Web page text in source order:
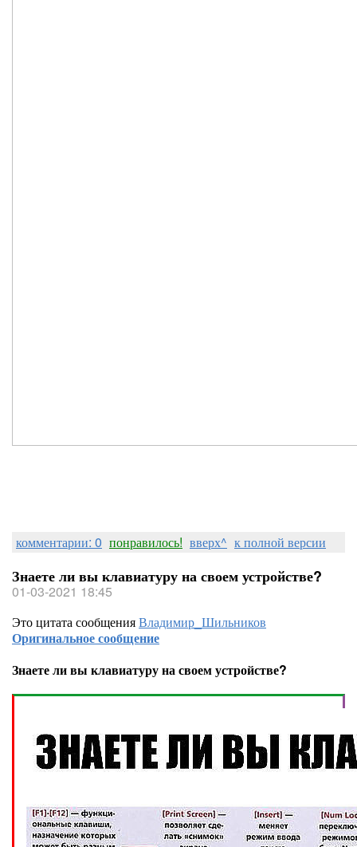
комментарии: 0 понравилось! вверх^ к полной версии
Знаете ли вы клавиатуру на своем устройстве?
01-03-2021 18:45
Это цитата сообщенияВладимир_Шильников
Оригинальное сообщение
Знаете ли вы клавиатуру на своем устройстве?